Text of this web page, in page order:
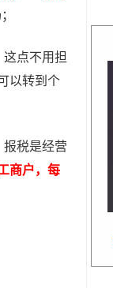
点不用担
以转到个
税是经营
商户，每